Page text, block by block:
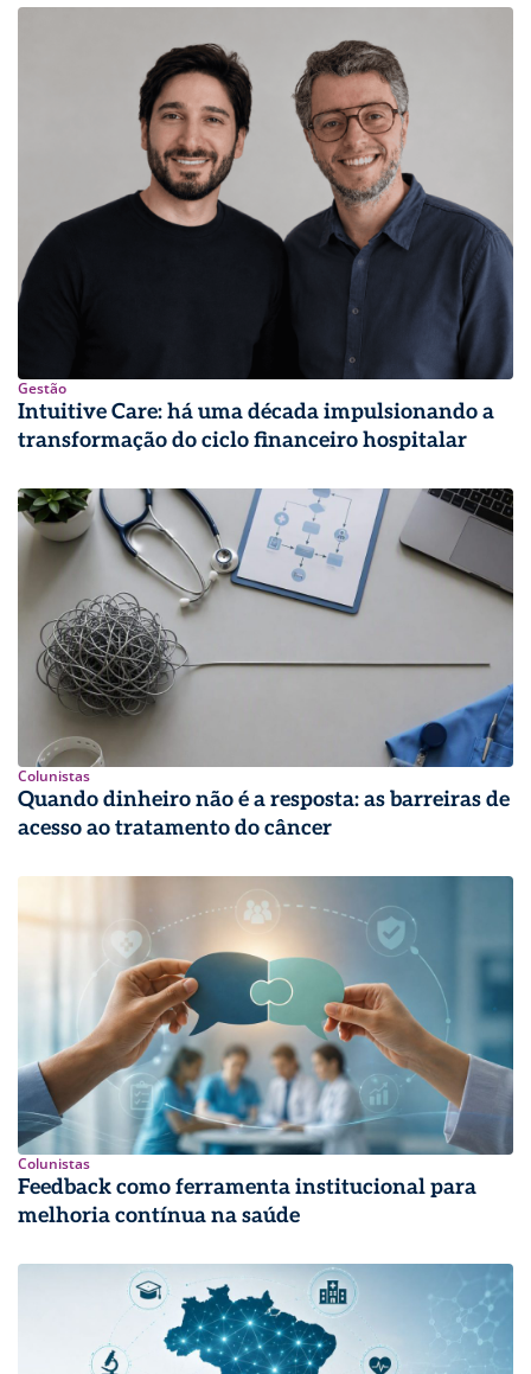
Gestão
Intuitive Care: há uma década impulsionando a
transformação do ciclo financeiro hospitalar
Colunistas
Quando dinheiro não é a resposta: as barreiras de
acesso ao tratamento do câncer
Colunistas
Feedback como ferramenta institucional para
melhoria contínua na saúde